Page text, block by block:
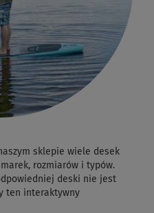
sklepie wiele desek
rozmiarów i typów.
deski nie jest
ten interaktywny